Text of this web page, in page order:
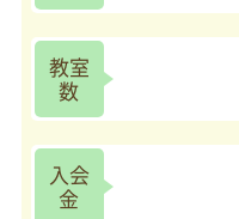
教室
数
入会
金